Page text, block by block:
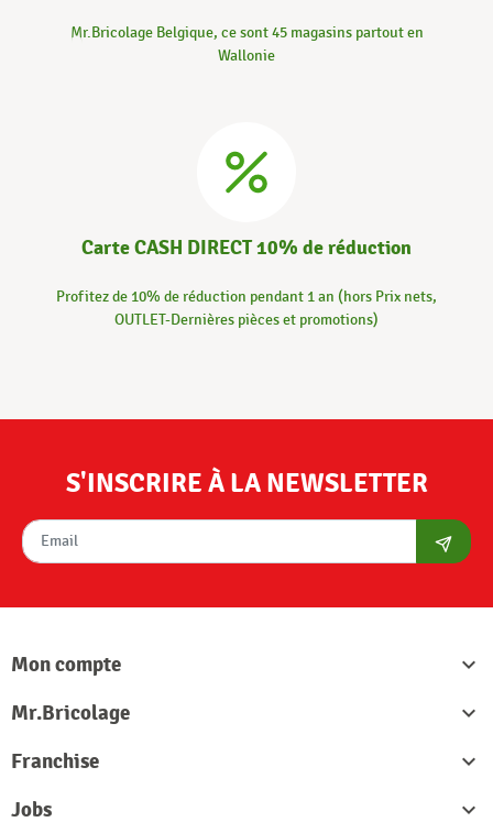
Mr.Bricolage Belgique, ce sont 45 magasins partout en
Wallonie
Carte CASH DIRECT 10% de réduction
Profitez de 10% de réduction pendant 1 an (hors Prix nets,
OUTLET-Dernières pièces et promotions)
S'INSCRIRE À LA NEWSLETTER
Mon compte

Mr.Bricolage

Franchise

Jobs
